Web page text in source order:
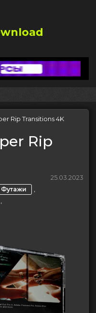
Rip Transitions 4K
Rip
,
,
25.03.2023